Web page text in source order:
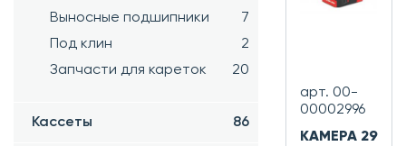
Выносные подшипники
7
Под клин
2
Запчасти для кареток
20
Кассеты 86
арт. 00-
00002996
КАМЕРА 29